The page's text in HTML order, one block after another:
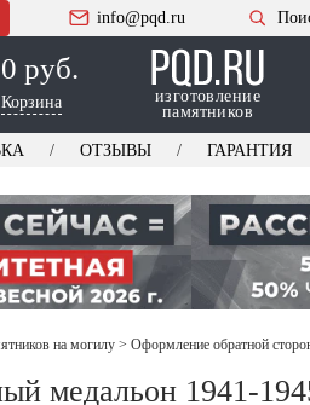
info@pqd.ru
0 руб.
Корзина
изготовление
памятников
ОТЗЫВЫ ГАРАНТИЯ
на могилу > Оформление обратной
медальон 1941-